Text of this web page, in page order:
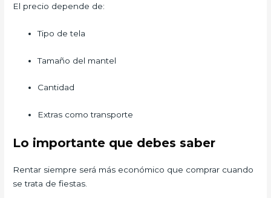
El precio depende de:
Tipo de tela
Tamaño del mantel
Cantidad
Extras como transporte
Lo importante que debes saber
Rentar siempre será más económico que comprar cuando
se trata de fiestas.